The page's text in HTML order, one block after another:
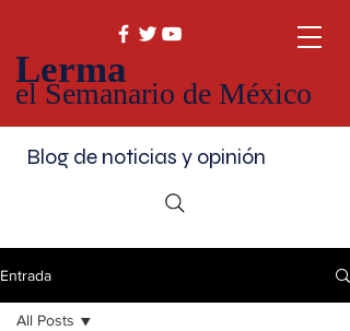
Lerma
el Semanario de México
Blog de noticias y opinión
Entrada
All Posts